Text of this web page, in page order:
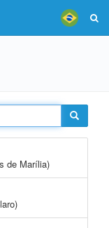
de Marília)